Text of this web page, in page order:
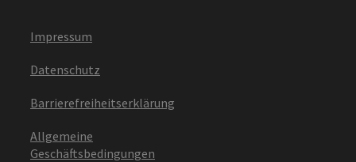
Impressum
Datenschutz
Barrierefreiheitserklärung
Allgemeine
Geschäftsbedingungen